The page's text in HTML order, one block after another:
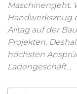
Maschinengeht.
Handwerkszeug
Alltag auf der
Projekten.
höchsten
Ladengeschäft…